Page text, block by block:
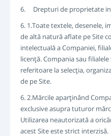
6. Drepturi de proprietate
6. 1.Toate textele, desenele,
de altă natură aflate pe Site
intelectuală a Companiei,
licenţă. Compania sau
referitoare la selecţia,
de pe Site.
6. 2.Mărcile aparţinând
exclusive asupra tuturor
Utilizarea neautorizată a
acest Site este strict interzisă.